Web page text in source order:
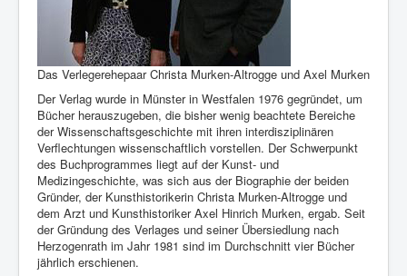
Das Verlegerehepaar Christa Murken-Altrogge und Axel Murken
Der Verlag wurde in Münster in Westfalen 1976 gegründet, um
Bücher herauszugeben, die bisher wenig beachtete Bereiche
der Wissenschaftsgeschichte mit ihren interdisziplinären
Verflechtungen wissenschaftlich vorstellen. Der Schwerpunkt
des Buchprogrammes liegt auf der Kunst- und
Medizingeschichte, was sich aus der Biographie der beiden
Gründer, der Kunsthistorikerin Christa Murken-Altrogge und
dem Arzt und Kunsthistoriker Axel Hinrich Murken, ergab. Seit
der Gründung des Verlages und seiner Übersiedlung nach
Herzogenrath im Jahr 1981 sind im Durchschnitt vier Bücher
jährlich erschienen.